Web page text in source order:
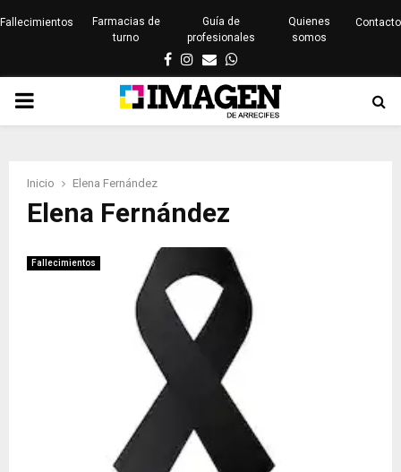
Fallecimientos
Farmacias de
turno
Guía de
profesionales
Quienes
somos
Contacto
Facebook
Instagram
EmailWhatsapp
PRIMARY
Inicio Elena Fernández
Elena Fernández
Fallecimientos